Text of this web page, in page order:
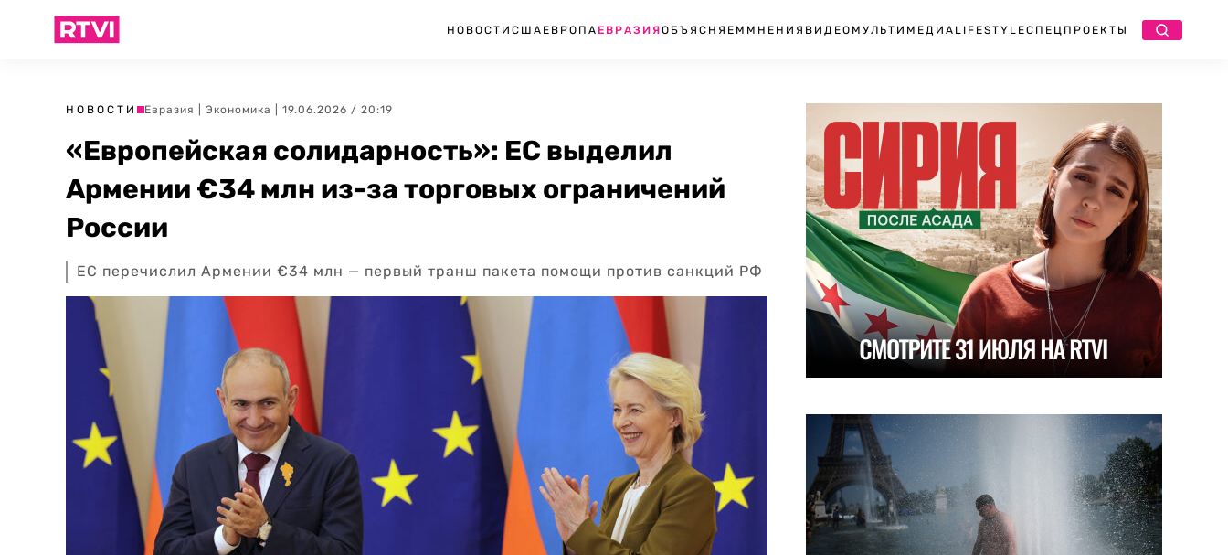
НОВОСТИ США ЕВРОПА ЕВРАЗИЯОБЪЯСНЯЕМ МНЕНИЯ ВИДЕО МУЛЬТИМЕДИА LIFESTYLEСПЕЦПРОЕКТЫ
НОВОСТИ Евразия Экономика | 19.06.2026 / 20:19
«Европейская солидарность»: ЕС выделил
Армении €34 млн из-за торговых ограничений
России
ЕС перечислил Армении €34 млн — первый транш пакета помощи против санкций РФ